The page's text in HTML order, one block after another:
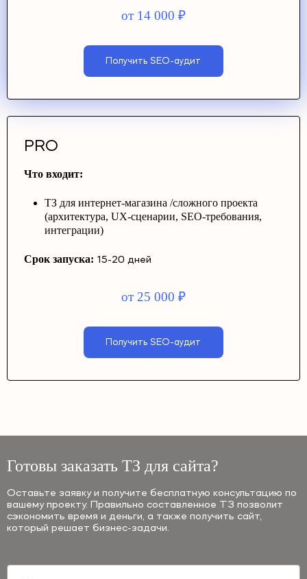
от 14 000 ₽
Получить SEO-аудит
PRO
Что входит:
ТЗ для интернет-магазина /сложного проекта
(архитектура, UX-сценарии, SEO-требования,
интеграции)
Срок запуска: 15-20 дней
от 25 000 ₽
Получить SEO-аудит
Готовы заказать ТЗ для сайта?
Оставьте заявку и получите бесплатную консультацию по
вашему проекту. Правильно составленное ТЗ позволит
сэкономить время и деньги, а также получить сайт,
который решает бизнес-задачи.